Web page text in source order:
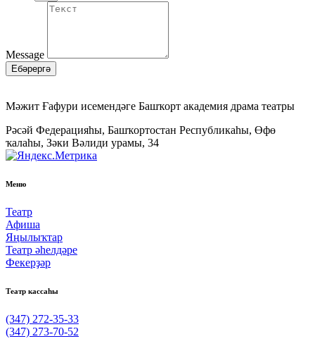
Message
Ебәрергә
Мәжит Ғафури исемендәге Башҡорт академия драма театры
Рәсәй Федерацияһы, Башҡортостан Республикаһы, Өфө
ҡалаһы, Зәки Вәлиди урамы, 34
Меню
Театр
Афиша
Яңылыҡтар
Театр әһелдәре
Фекерҙәр
Театр кассаһы
(347) 272-35-33
(347) 273-70-52